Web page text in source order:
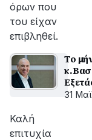
όρων που
του είχαν
επιβληθεί.
Το
31
Καλή
επιτυχία